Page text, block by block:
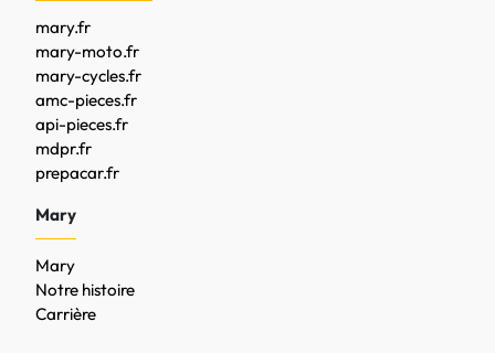
mary.fr
mary-moto.fr
mary-cycles.fr
amc-pieces.fr
api-pieces.fr
mdpr.fr
prepacar.fr
Mary
Mary
Notre histoire
Carrière